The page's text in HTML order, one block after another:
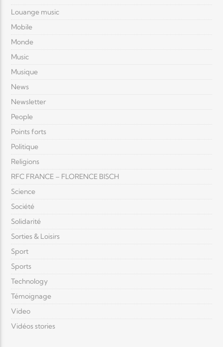
Louange music
Mobile
Monde
Music
Musique
News
Newsletter
People
Points forts
Politique
Religions
RFC FRANCE – FLORENCE BISCH
Science
Société
Solidarité
Sorties & Loisirs
Sport
Sports
Technology
Témoignage
Video
Vidéos stories